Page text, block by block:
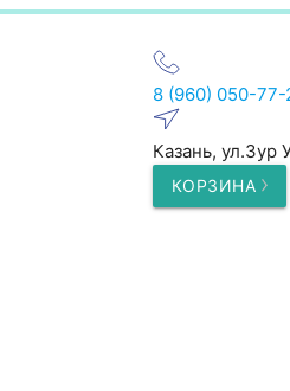
8 (960) 050-77-
Казань, ул.Зур
КОРЗИНА